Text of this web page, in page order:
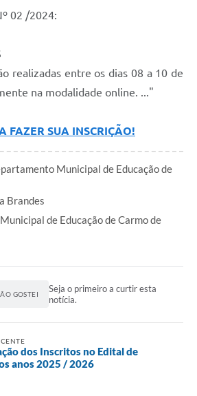
02 /2024:
realizadas entre os dias 08 a 10 de
na modalidade online. ..."
FAZER SUA INSCRIÇÃO!
Municipal de Educação de
Brandes
de Educação de Carmo de
GOSTEI
Seja o primeiro a curtir esta
notícia.
dos Inscritos no Edital de
anos 2025 / 2026